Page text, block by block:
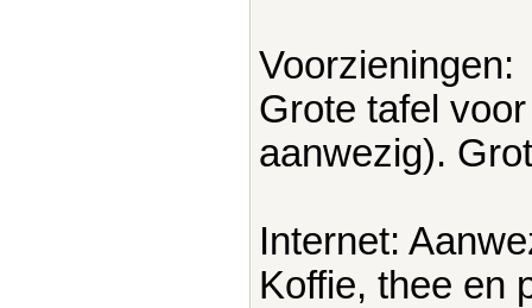
Voorzieningen:
Grote tafel
aanwezig).
Internet:
Koffie, thee en